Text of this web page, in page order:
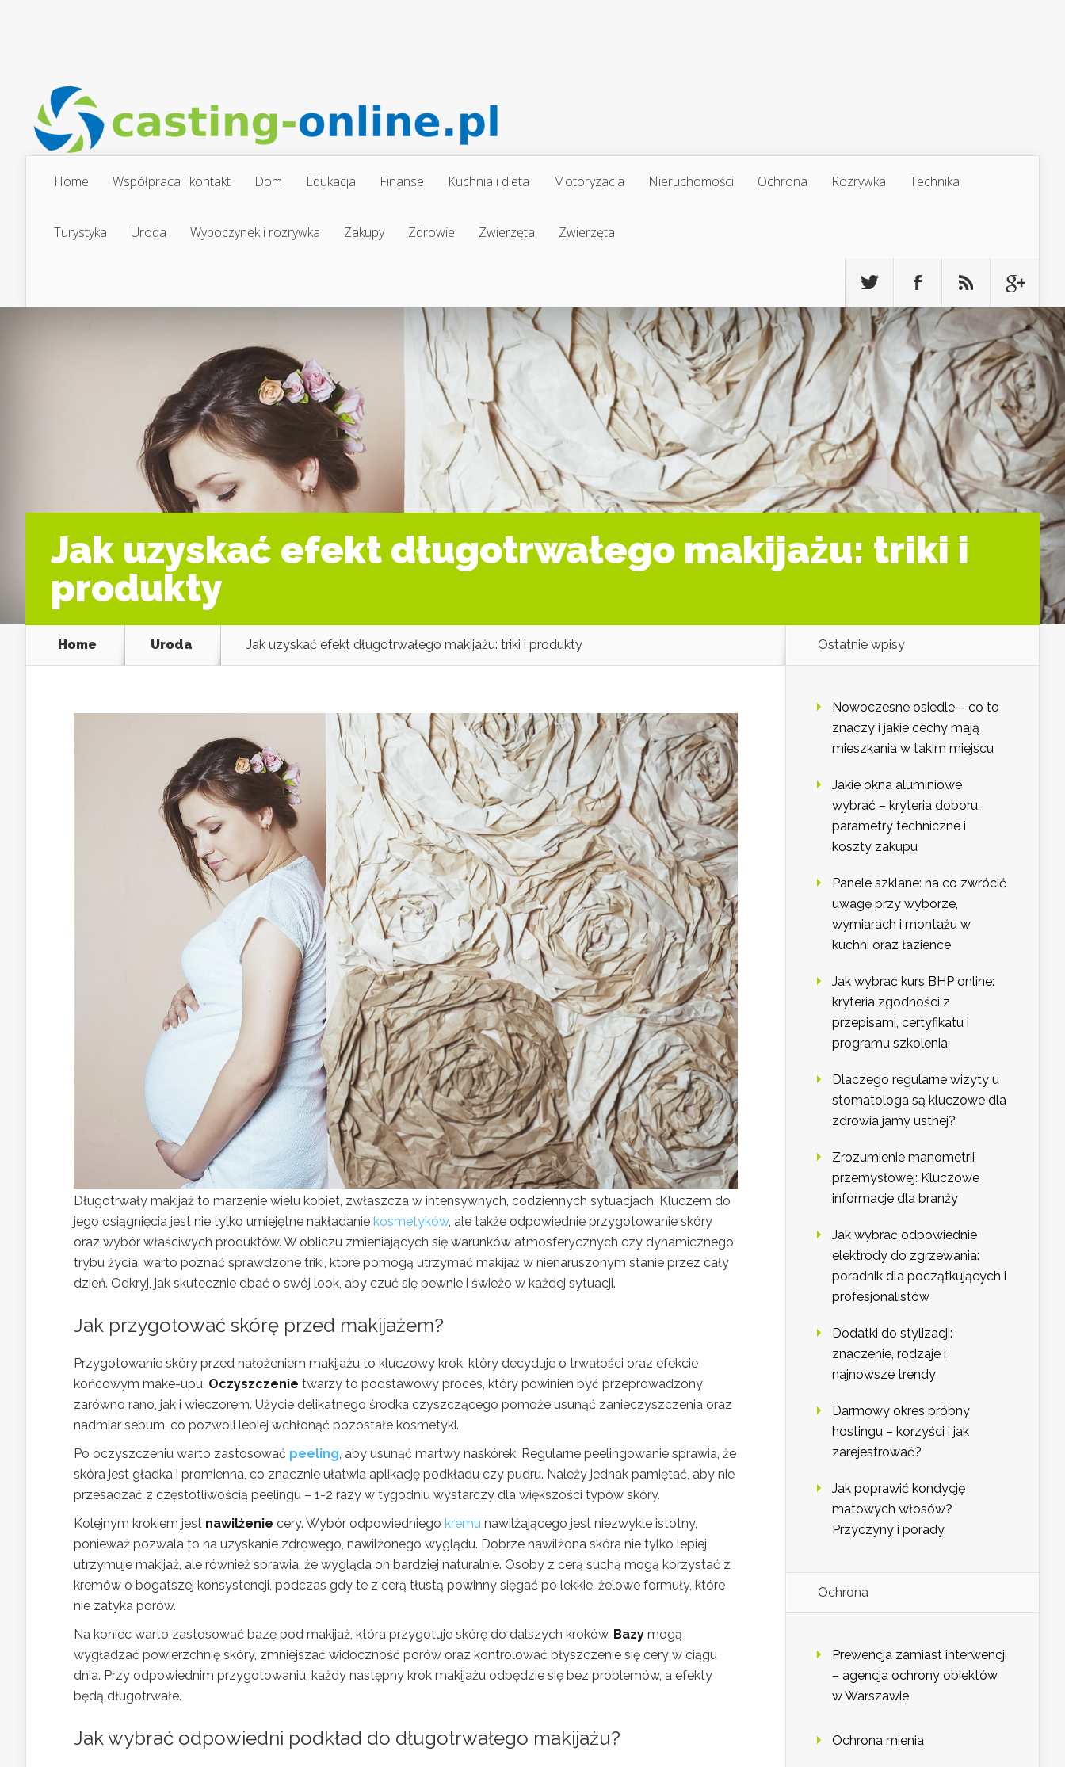
Home Współpraca i kontakt Dom Edukacja Finanse Kuchnia i dieta Motoryzacja Nieruchomości Ochrona Rozrywka Technika
Turystyka Uroda Wypoczynek i rozrywka Zakupy Zdrowie Zwierzęta Zwierzęta
Jak uzyskać efekt długotrwałego makijażu: triki i
produkty
Home Uroda Jak uzyskać efekt długotrwałego makijażu: triki i produkty
Długotrwały makijaż to marzenie wielu kobiet, zwłaszcza w intensywnych, codziennych sytuacjach. Kluczem do
jego osiągnięcia jest nie tylko umiejętne nakładanie kosmetyków, ale także odpowiednie przygotowanie skóry
oraz wybór właściwych produktów. W obliczu zmieniających się warunków atmosferycznych czy dynamicznego
trybu życia, warto poznać sprawdzone triki, które pomogą utrzymać makijaż w nienaruszonym stanie przez cały
dzień. Odkryj, jak skutecznie dbać o swój look, aby czuć się pewnie i świeżo w każdej sytuacji.
Jak przygotować skórę przed makijażem?
Przygotowanie skóry przed nałożeniem makijażu to kluczowy krok, który decyduje o trwałości oraz efekcie
końcowym make-upu. Oczyszczenie twarzy to podstawowy proces, który powinien być przeprowadzony
zarówno rano, jak i wieczorem. Użycie delikatnego środka czyszczącego pomoże usunąć zanieczyszczenia oraz
nadmiar sebum, co pozwoli lepiej wchłonąć pozostałe kosmetyki.
Po oczyszczeniu warto zastosować peeling , aby usunąć martwy naskórek. Regularne peelingowanie sprawia, że
skóra jest gładka i promienna, co znacznie ułatwia aplikację podkładu czy pudru. Należy jednak pamiętać, aby nie
przesadzać z częstotliwością peelingu – 1-2 razy w tygodniu wystarczy dla większości typów skóry.
Kolejnym krokiem jest nawilżenie cery. Wybór odpowiedniego kremu nawilżającego jest niezwykle istotny,
ponieważ pozwala to na uzyskanie zdrowego, nawilżonego wyglądu. Dobrze nawilżona skóra nie tylko lepiej
utrzymuje makijaż, ale również sprawia, że wygląda on bardziej naturalnie. Osoby z cerą suchą mogą korzystać z
kremów o bogatszej konsystencji, podczas gdy te z cerą tłustą powinny sięgać po lekkie, żelowe formuły, które
nie zatyka porów.
Na koniec warto zastosować bazę pod makijaż, która przygotuje skórę do dalszych kroków. Bazy mogą
wygładzać powierzchnię skóry, zmniejszać widoczność porów oraz kontrolować błyszczenie się cery w ciągu
dnia. Przy odpowiednim przygotowaniu, każdy następny krok makijażu odbędzie się bez problemów, a efekty
będą długotrwałe.
Jak wybrać odpowiedni podkład do długotrwałego makijażu?
Ostatnie wpisy
Nowoczesne osiedle – co to
znaczy i jakie cechy mają
mieszkania w takim miejscu
Jakie okna aluminiowe
wybrać – kryteria doboru,
parametry techniczne i
koszty zakupu
Panele szklane: na co zwrócić
uwagę przy wyborze,
wymiarach i montażu w
kuchni oraz łazience
Jak wybrać kurs BHP online:
kryteria zgodności z
przepisami, certyfikatu i
programu szkolenia
Dlaczego regularne wizyty u
stomatologa są kluczowe dla
zdrowia jamy ustnej?
Zrozumienie manometrii
przemysłowej: Kluczowe
informacje dla branży
Jak wybrać odpowiednie
elektrody do zgrzewania:
poradnik dla początkujących i
profesjonalistów
Dodatki do stylizacji:
znaczenie, rodzaje i
najnowsze trendy
Darmowy okres próbny
hostingu – korzyści i jak
zarejestrować?
Jak poprawić kondycję
matowych włosów?
Przyczyny i porady
Ochrona
Prewencja zamiast interwencji
– agencja ochrony obiektów
w Warszawie
Ochrona mienia